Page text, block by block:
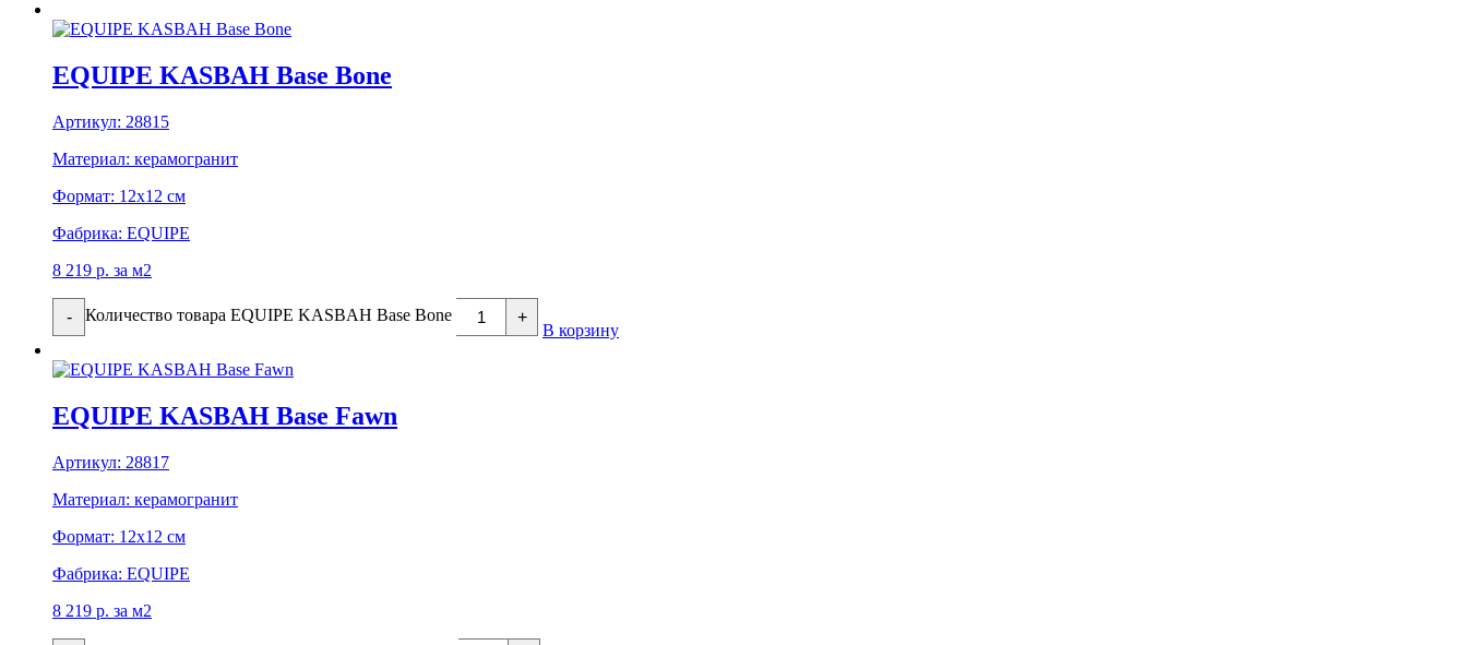
EQUIPE KASBAH Base Bone
Артикул: 28815
Материал: керамогранит
Формат: 12x12 см
Фабрика: EQUIPE
8 219 р. за м2
- Количество товара EQUIPE KASBAH Base Bone +
В корзину
EQUIPE KASBAH Base Fawn
Артикул: 28817
Материал: керамогранит
Формат: 12x12 см
Фабрика: EQUIPE
8 219 р. за м2